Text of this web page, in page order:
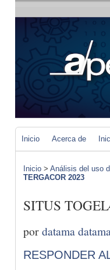
Inicio Acerca de
Inicio > Análisis del uso
TERGACOR 2023
SITUS
pordatama
RESPONDER